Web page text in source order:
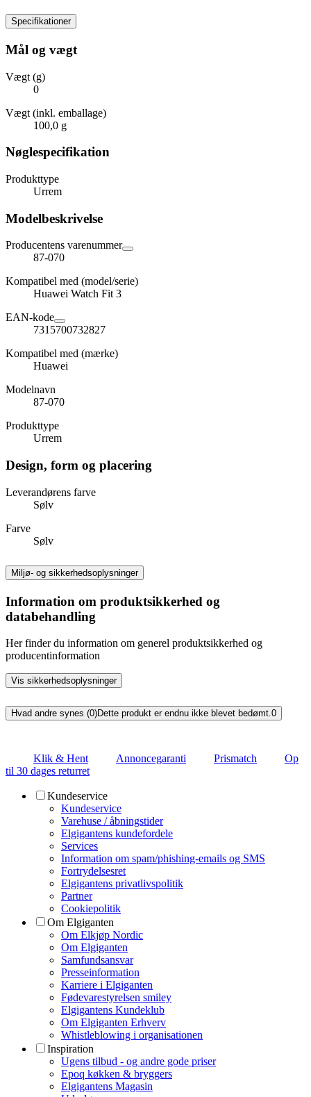
Specifikationer
Mål og vægt
Vægt (g)
0
Vægt (inkl. emballage)
100,0 g
Nøglespecifikation
Produkttype
Urrem
Modelbeskrivelse
Producentens varenummer
87-070
Kompatibel med (model/serie)
Huawei Watch Fit 3
EAN-kode
7315700732827
Kompatibel med (mærke)
Huawei
Modelnavn
87-070
Produkttype
Urrem
Design, form og placering
Leverandørens farve
Sølv
Farve
Sølv
Miljø- og sikkerhedsoplysninger
Information om produktsikkerhed og
databehandling
Her finder du information om generel produktsikkerhed og
producentinformation
Vis sikkerhedsoplysninger
Hvad andre synes (0)Dette produkt er endnu ikke blevet bedømt.0
Klik & Hent Annoncegaranti Prismatch
Op
til 30 dages returret
Kundeservice
Kundeservice
Varehuse / åbningstider
Elgigantens kundefordele
Services
Information om spam/phishing-emails og SMS
Fortrydelsesret
Elgigantens privatlivspolitik
Partner
Cookiepolitik
Om Elgiganten
Om Elkjøp Nordic
Om Elgiganten
Samfundsansvar
Presseinformation
Karriere i Elgiganten
Fødevarestyrelsen smiley
Elgigantens Kundeklub
Om Elgiganten Erhverv
Whistleblowing i organisationen
Inspiration
Ugens tilbud - og andre gode priser
Epoq køkken & bryggers
Elgigantens Magasin